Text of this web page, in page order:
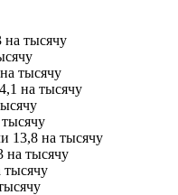
тысячу
тысячу
на тысячу
13,8 на тысячу
на тысячу
тысячу